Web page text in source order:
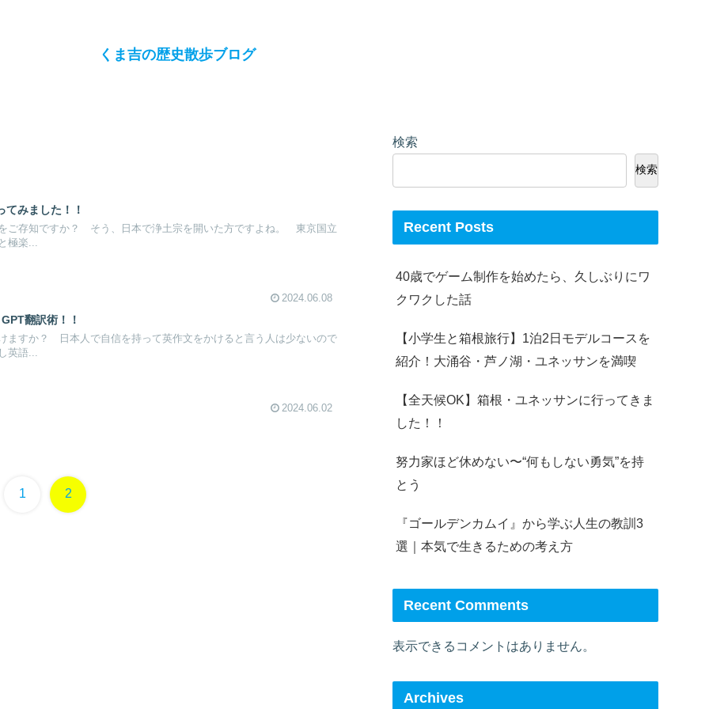
くま吉の歴史散歩ブログ
てみました！！
ご存知ですか？ そう、日本で浄土宗を開いた方ですよね。 東京国立
極楽...
2024.06.08
翻訳術！！
ますか？ 日本人で自信を持って英作文をかけると言う人は少ないので
英語...
2024.06.02
1 2
検索
検索
Recent Posts
40歳でゲーム制作を始めたら、久しぶりにワ
クワクした話
【小学生と箱根旅行】1泊2日モデルコースを
紹介！大涌谷・芦ノ湖・ユネッサンを満喫
【全天候OK】箱根・ユネッサンに行ってきま
した！！
努力家ほど休めない〜“何もしない勇気”を持
とう
『ゴールデンカムイ』から学ぶ人生の教訓3
選｜本気で生きるための考え方
Recent Comments
表示できるコメントはありません。
Archives